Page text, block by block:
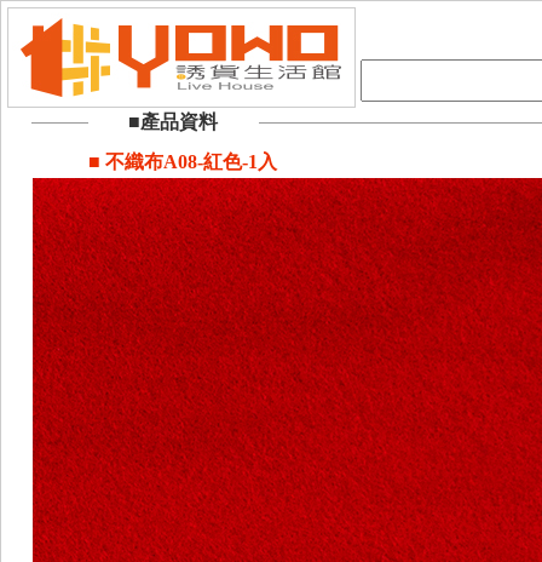
■產品資料
■ 不織布A08-紅色-1入